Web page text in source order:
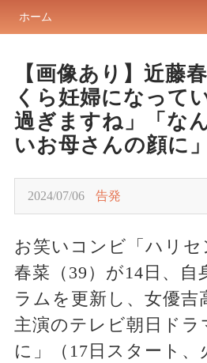
ホーム
【画像あり】近藤
くら妊婦になって
過ぎますね」「な
いお母さんの顔に」
2024/07/06 告発
お笑いコンビ「ハリ
春菜（39）が14日、
ラムを更新し、女優吉
主演のテレビ朝日ドラ
に」（17日スタート、